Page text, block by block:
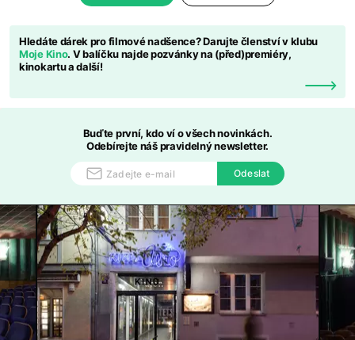
Hledáte dárek pro filmové nadšence? Darujte členství v klubu
Moje Kino. V balíčku najde pozvánky na (před)premiéry,
kinokartu a další!
Buďte první, kdo ví o všech novinkách.
Odebírejte náš pravidelný newsletter.
Odeslat